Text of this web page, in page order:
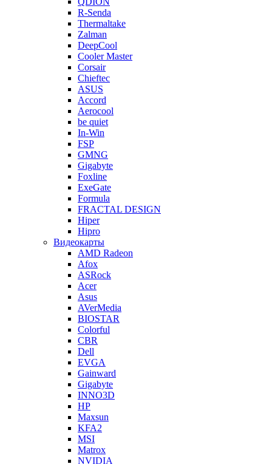
R-Senda
Thermaltake
Zalman
DeepCool
Cooler Master
Corsair
Chieftec
ASUS
Accord
Aerocool
be quiet
In-Win
FSP
GMNG
Gigabyte
Foxline
ExeGate
Formula
FRACTAL DESIGN
Hiper
Hipro
Видеокарты
AMD Radeon
Afox
ASRock
Acer
Asus
AVerMedia
BIOSTAR
Colorful
CBR
Dell
EVGA
Gainward
Gigabyte
INNO3D
HP
Maxsun
KFA2
MSI
Matrox
NVIDIA